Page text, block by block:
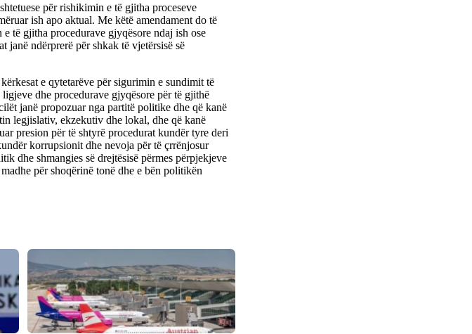
për rishikimin e të gjitha proceseve
ish apo aktual. Me këtë amendament do të
të gjitha procedurave gjyqësore ndaj ish ose
janë ndërprerë për shkak të vjetërsisë së
e qytetarëve për sigurimin e sundimit të
dhe procedurave gjyqësore për të gjithë
janë propozuar nga partitë politike dhe që kanë
legjislativ, ekzekutiv dhe lokal, dhe që kanë
presion për të shtyrë procedurat kundër tyre deri
korrupsionit dhe nevoja për të çrrënjosur
dhe shmangies së drejtësisë përmes përpjekjeve
për shoqërinë tonë dhe e bën politikën